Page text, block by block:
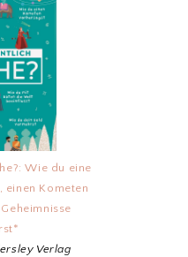
Wie du eine
einen Kometen
Verlag